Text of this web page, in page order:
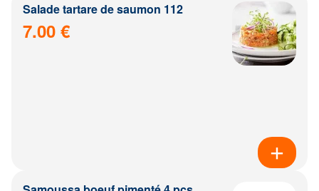
Salade tartare de saumon 112
7.00 €